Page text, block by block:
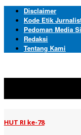
Disclaimer
Kode Etik
Pedoman Media
Redaksi
Tentang Kami
HUT RI ke-78